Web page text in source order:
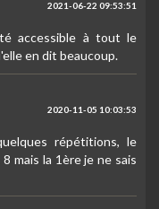
2021-06-22 09:53:51
accessible à tout le
en dit beaucoup.
2020-11-05 10:03:53
répétitions, le
mais la 1ère je ne sais